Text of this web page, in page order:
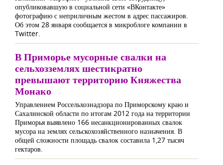
опубликовавшую в социальной сети «ВКонтакте»
фотографию с неприличным жестом в адрес пассажиров.
Об этом 28 января сообщается в микроблоге компании в
Twitter.
В Приморье мусорные свалки на
сельхозземлях шестикратно
превышают территорию Княжества
Монако
Управлением Россельхознадзора по Приморскому краю и
Сахалинской области по итогам 2012 года на территории
Приморья выявлено 166 несанкционированных свалок
мусора на землях сельскохозяйственного назначения. В
общей сложности площадь свалок составила 1,27 тысяч
гектаров.